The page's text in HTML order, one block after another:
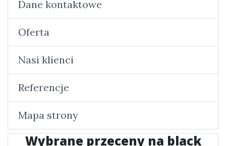
Dane kontaktowe
Oferta
Nasi klienci
Referencje
Mapa strony
Wybrane przeceny na black